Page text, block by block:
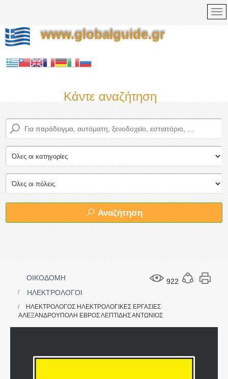
www.globalguide.gr
Κάντε αναζήτηση τώρα στον
Αναζήτηση
922
ΟΙΚΟΔΟΜΗ
ΗΛΕΚΤΡΟΛΟΓΟΙ
ΗΛΕΚΤΡΟΛΟΓΟΣ ΗΛΕΚΤΡΟΛΟΓΙΚΕΣ ΕΡΓΑΣΙΕΣ
ΑΛΕΞΑΝΔΡΟΥΠΟΛΗ ΕΒΡΟΣ ΛΕΠΤΙΔΗΣ ΑΝΤΩΝΙΟΣ